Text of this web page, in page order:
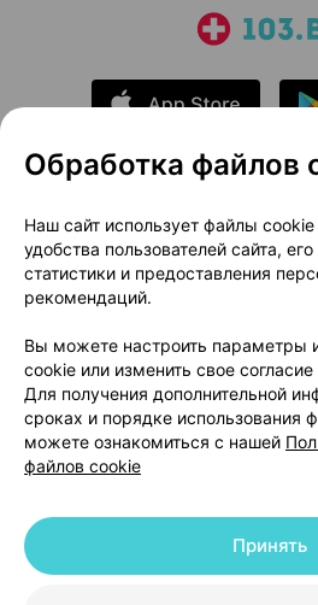
О проекте
Размещение рекламы
Публичный договор
Способы оплаты
Написать
Написать в
Персональные
© 2026 ООО «Артокс Лаб», УНП 191700409 |
Обработка файлов
Наш сайт использует файлы
удобства пользователей сайта,
статистики и предоставления
рекомендаций.
Вы можете настроить параметры
cookie или изменить свое
Для получения дополнительной
сроках и порядке использования
можете ознакомиться с нашей
файлов cookie
Принять